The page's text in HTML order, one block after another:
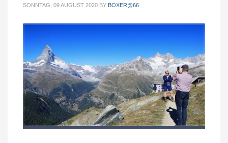
SONNTAG, 09 AUGUST 2020 BY BOXER@66